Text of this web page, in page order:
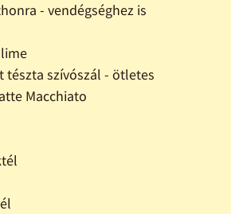
- vendégséghez is
tészta szívószál - ötletes
Macchiato